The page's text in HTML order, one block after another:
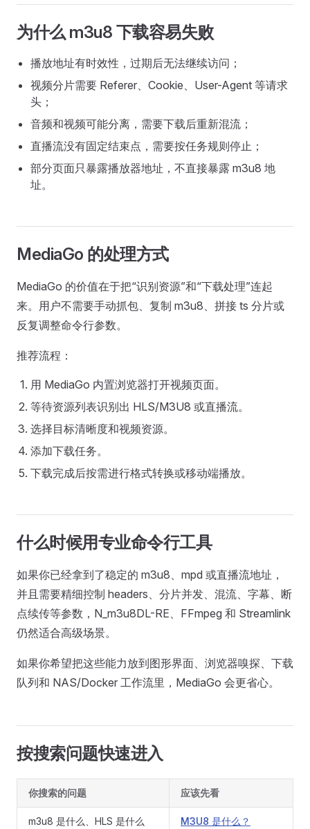
为什么 m3u8 下载容易失败
播放地址有时效性，过期后无法继续访问；
视频分片需要 Referer、Cookie、User-Agent 等请求
头；
音频和视频可能分离，需要下载后重新混流；
直播流没有固定结束点，需要按任务规则停止；
部分页面只暴露播放器地址，不直接暴露 m3u8 地
址。
MediaGo 的处理方式
MediaGo 的价值在于把“识别资源”和“下载处理”连起
来。用户不需要手动抓包、复制 m3u8、拼接 ts 分片或
反复调整命令行参数。
推荐流程：
用 MediaGo 内置浏览器打开视频页面。
等待资源列表识别出 HLS/M3U8 或直播流。
选择目标清晰度和视频资源。
添加下载任务。
下载完成后按需进行格式转换或移动端播放。
什么时候用专业命令行工具
如果你已经拿到了稳定的 m3u8、mpd 或直播流地址，
并且需要精细控制 headers、分片并发、混流、字幕、断
点续传等参数，N_m3u8DL-RE、FFmpeg 和 Streamlink
仍然适合高级场景。
如果你希望把这些能力放到图形界面、浏览器嗅探、下载
队列和 NAS/Docker 工作流里，MediaGo 会更省心。
按搜索问题快速进入
你搜索的问题 应该先看
m3u8 是什么、HLS 是什么 M3U8 是什么？